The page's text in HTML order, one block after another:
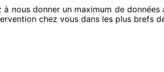
à nous donnerun maximum de données
chez vous dans les plus brefs